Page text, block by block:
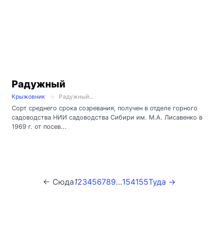
Радужный
Крыжовник
Радужный...
Сорт среднего срока созревания, получен в отделе горного
садоводства НИИ садоводства Сибири им. М.А. Лисавенко в
1969 г. от посев...
← Сюда123456789…154155Туда →